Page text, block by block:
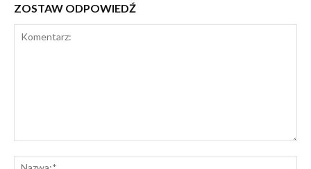
ZOSTAW ODPOWIEDŹ